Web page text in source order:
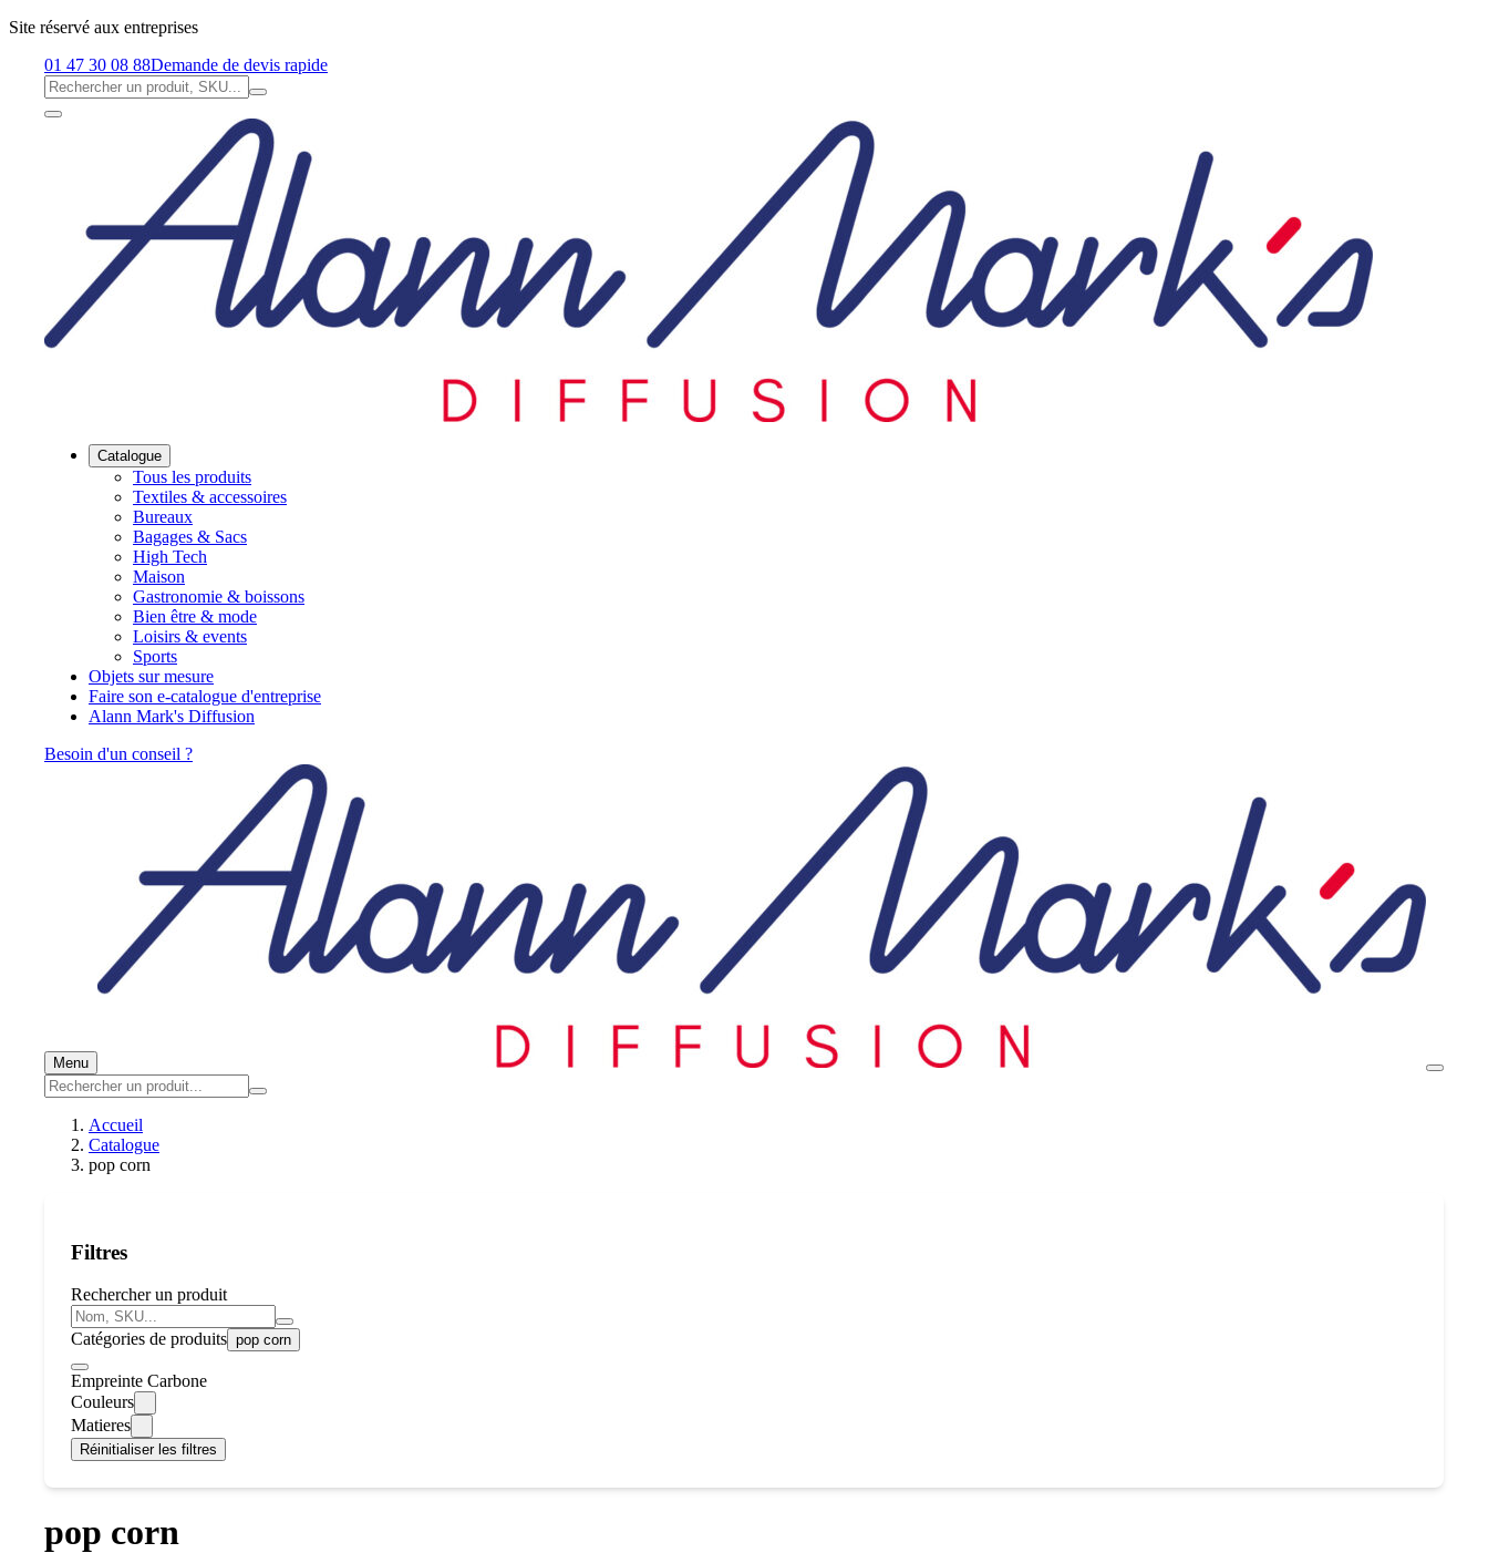
Site réservé aux entreprises
01 47 30 08 88Demande de devis rapide
Catalogue
Tous les produits
Textiles & accessoires
Bureaux
Bagages & Sacs
High Tech
Maison
Gastronomie & boissons
Bien être & mode
Loisirs & events
Sports
Objets sur mesure
Faire son e-catalogue d'entreprise
Alann Mark's Diffusion
Besoin d'un conseil ?
Menu
Accueil
Catalogue
pop corn
Filtres
Rechercher un produit
Catégories de produits pop corn
Empreinte Carbone
Couleurs
Matieres
Réinitialiser les filtres
pop corn